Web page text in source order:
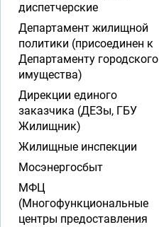
диспетчерские
Департамент жилищной
политики (присоединен к
Департаменту городского
имущества)
Дирекции единого
заказчика (ДЕЗы, ГБУ
Жилищник)
Жилищные инспекции
Мосэнергосбыт
МФЦ
(Многофункциональные
центры предоставления